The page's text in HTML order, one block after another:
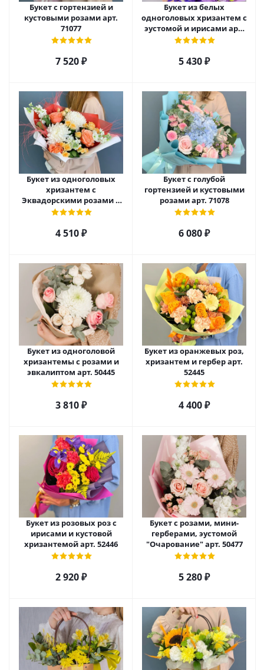
Букет с гортензией и
кустовыми розами арт.
71077
7 520₽
Букет из белых
одноголовых хризантем с
эустомой и ирисами арт.
52705
5 430₽
Букет из одноголовых
хризантем с
Эквадорскими розами и
матиолой арт. 70981
4 510₽
Букет с голубой
гортензией и кустовыми
розами арт. 71078
6 080₽
Букет из одноголовой
хризантемы с розами и
эвкалиптом арт. 50445
3 810₽
Букет из оранжевых роз,
хризантем и гербер арт.
52445
4 400₽
Букет из розовых роз с
ирисами и кустовой
хризантемой арт. 52446
2 920₽
Букет с розами, мини-
герберами, эустомой
"Очарование" арт. 50477
5 280₽